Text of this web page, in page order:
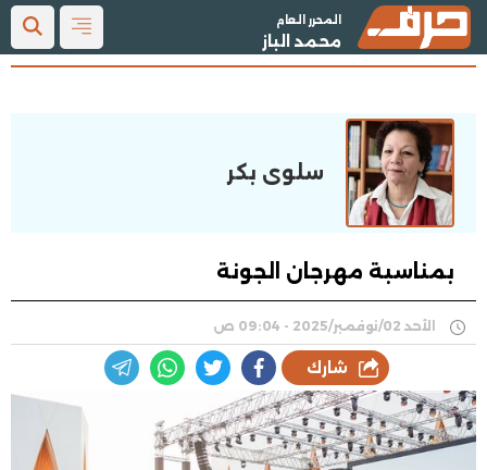
المحرر العام
محمد الباز
سلوى بكر
بمناسبة مهرجان الجونة
الأحد 02/نوفمبر/2025 - 09:04 ص
شارك